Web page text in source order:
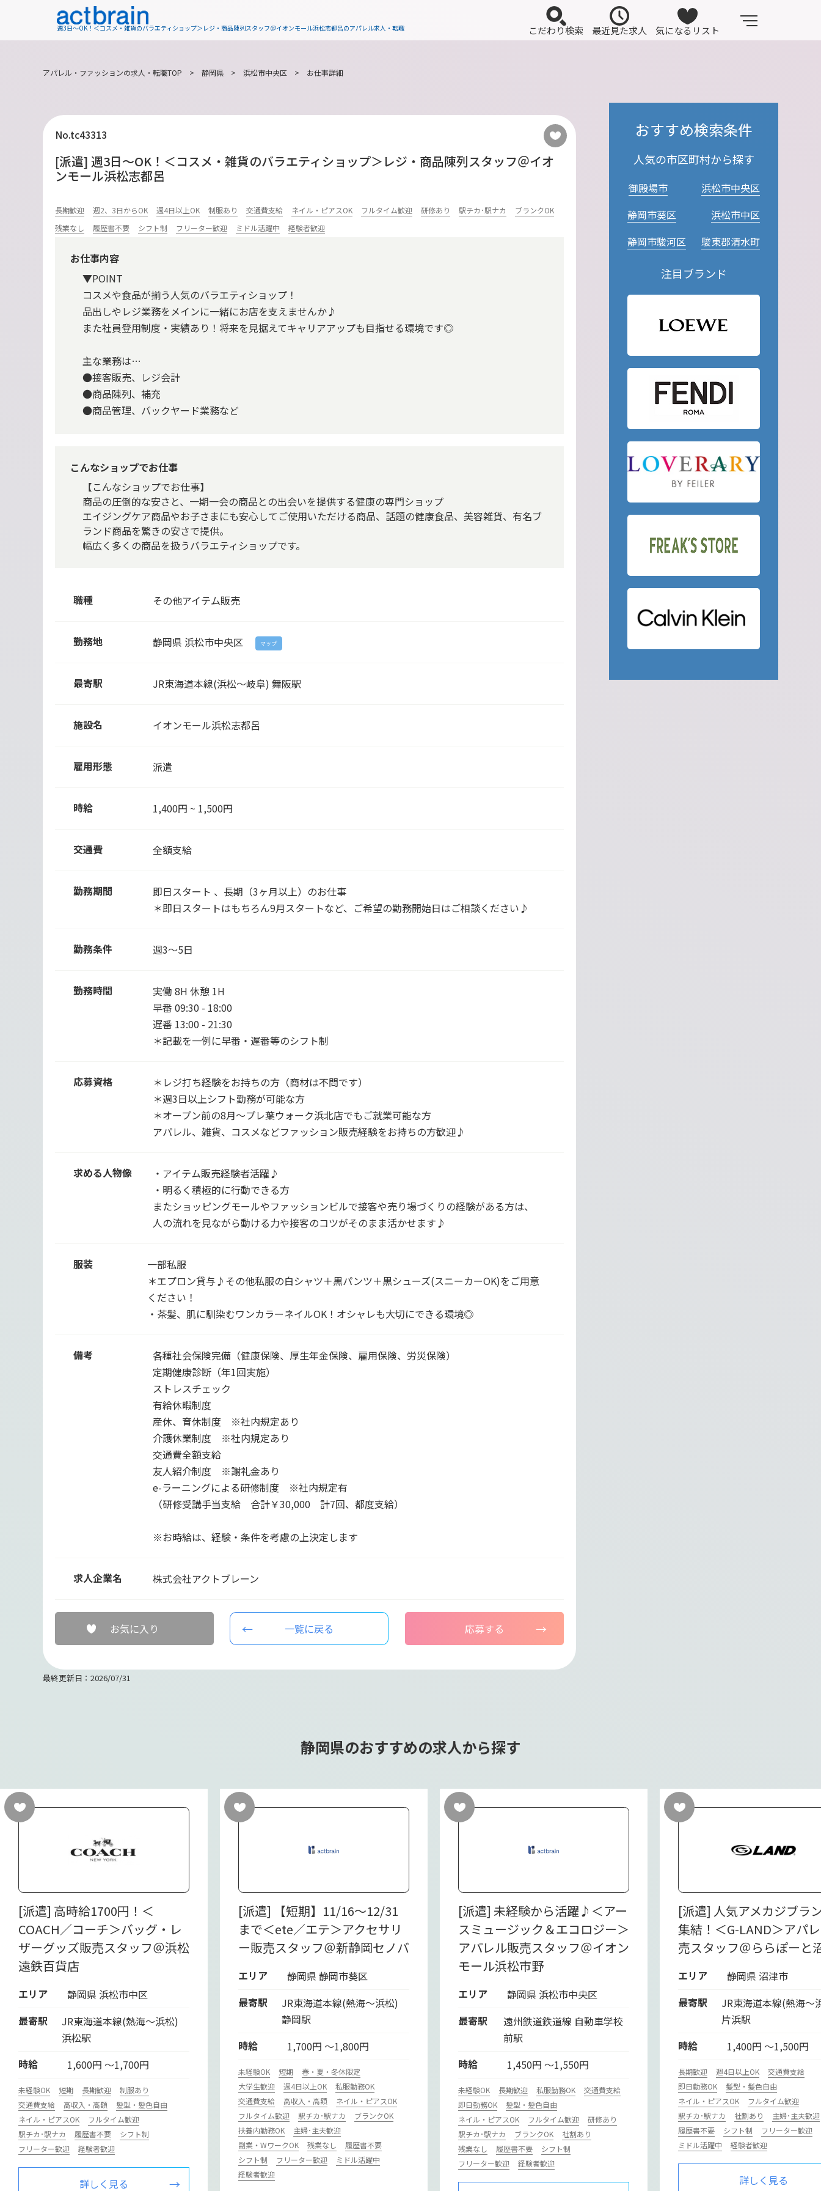
週3日～OK！＜コスメ・雑貨のバラエティショップ＞レジ・商品陳列スタッフ＠イオンモール浜松志都呂のアパレル求人・転職 こだわり検索 最近見た求人 気になるリスト
アパレル・ファッションの求人・転職TOP > 静岡県> 浜松市中央区 > お仕事詳細
No.tc43313
[派遣] 週3日～OK！＜コスメ・雑貨のバラエティショップ＞レジ・商品陳列スタッフ＠イオ
ンモール浜松志都呂
長期歓迎 週2、3日からOK 週4日以上OK 制服あり 交通費支給 ネイル・ピアスOK フルタイム歓迎 研修あり 駅チカ･駅ナカ
ブランクOK
残業なし
履歴書不要 シフト制 フリーター歓迎 ミドル活躍中 経験者歓迎
お仕事内容
▼POINT
コスメや食品が揃う人気のバラエティショップ！
品出しやレジ業務をメインに一緒にお店を支えませんか♪
また社員登用制度・実績あり！将来を見据えてキャリアアップも目指せる環境です◎
主な業務は…
●接客販売、レジ会計
●商品陳列、補充
●商品管理、バックヤード業務など
こんなショップでお仕事
【こんなショップでお仕事】
商品の圧倒的な安さと、一期一会の商品との出会いを提供する健康の専門ショップ
エイジングケア商品やお子さまにも安心してご使用いただける商品、話題の健康食品、美容雑貨、有名ブ
ランド商品を驚きの安さで提供。
幅広く多くの商品を扱うバラエティショップです。
職種 その他アイテム販売
勤務地 静岡県 浜松市中央区 マップ
最寄駅 JR東海道本線(浜松～岐阜) 舞阪駅
施設名 イオンモール浜松志都呂
雇用形態 派遣
時給 1,400円 ~ 1,500円
交通費 全額支給
勤務期間
即日スタート 、長期（3ヶ月以上）のお仕事
＊即日スタートはもちろん9月スタートなど、ご希望の勤務開始日はご相談ください♪
勤務条件 週3～5日
勤務時間
実働 8H 休憩 1H
早番 09:30 - 18:00
遅番 13:00 - 21:30
＊記載を一例に早番・遅番等のシフト制
応募資格
＊レジ打ち経験をお持ちの方（商材は不問です）
＊週3日以上シフト勤務が可能な方
＊オープン前の8月～プレ葉ウォーク浜北店でもご就業可能な方
アパレル、雑貨、コスメなどファッション販売経験をお持ちの方歓迎♪
求める人物像
・アイテム販売経験者活躍♪
・明るく積極的に行動できる方
またショッピングモールやファッションビルで接客や売り場づくりの経験がある方は、
人の流れを見ながら動ける力や接客のコツがそのまま活かせます♪
服装
一部私服
＊エプロン貸与♪その他私服の白シャツ＋黒パンツ＋黒シューズ(スニーカーOK)をご用意
ください！
・茶髪、肌に馴染むワンカラーネイルOK！オシャレも大切にできる環境◎
備考
各種社会保険完備（健康保険、厚生年金保険、雇用保険、労災保険）
定期健康診断（年1回実施）
ストレスチェック
有給休暇制度
産休、育休制度 ※社内規定あり
介護休業制度 ※社内規定あり
交通費全額支給
友人紹介制度 ※謝礼金あり
e-ラーニングによる研修制度 ※社内規定有
（研修受講手当支給 合計￥30,000 計7回、都度支給）
※お時給は、経験・条件を考慮の上決定します
求人企業名 株式会社アクトブレーン
お気に入り 一覧に戻る 応募する
最終更新日：2026/07/31
おすすめ検索条件
人気の市区町村から探す
御殿場市
浜松市中央区
静岡市葵区
浜松市中区
静岡市駿河区
駿東郡清水町
注目ブランド
静岡県のおすすめの求人から探す
[派遣] 高時給1700円！＜
COACH／コーチ＞バッグ・レ
ザーグッズ販売スタッフ＠浜松
遠鉄百貨店
エリア
静岡県 浜松市中区
最寄駅
JR東海道本線(熱海～浜松)
浜松駅
時給
1,600円 ～1,700円
未経験OK 短期 長期歓迎
制服あり
交通費支給
高収入・高額
髪型・髪色自由
ネイル・ピアスOK
フルタイム歓迎
駅チカ･駅ナカ
履歴書不要
シフト制
フリーター歓迎
経験者歓迎
詳しく見る
[派遣] 【短期】11/16～12/31
まで＜ete／エテ＞アクセサリ
ー販売スタッフ＠新静岡セノバ
エリア
静岡県 静岡市葵区
最寄駅
JR東海道本線(熱海～浜松)
静岡駅
時給
1,700円 ～1,800円
未経験OK 短期
春・夏・冬休限定
大学生歓迎
週4日以上OK
私服勤務OK
交通費支給
高収入・高額
ネイル・ピアスOK
フルタイム歓迎
駅チカ･駅ナカ
ブランクOK
扶養内勤務OK
主婦･主夫歓迎
副業・WワークOK
残業なし
履歴書不要
シフト制
フリーター歓迎
ミドル活躍中
経験者歓迎
[派遣] 未経験から活躍♪＜アー
スミュージック＆エコロジー＞
アパレル販売スタッフ＠イオン
モール浜松市野
エリア
静岡県 浜松市中央区
最寄駅
遠州鉄道鉄道線 自動車学校
前駅
時給
1,450円 ～1,550円
未経験OK 長期歓迎 私服勤務OK
交通費支給
即日勤務OK
髪型・髪色自由
ネイル・ピアスOK
フルタイム歓迎
研修あり
駅チカ･駅ナカ
ブランクOK
社割あり
残業なし
履歴書不要
シフト制
フリーター歓迎
経験者歓迎
[派遣] 人気アメカジブラ
集結！＜G-LAND＞アパ
売スタッフ＠ららぽーと
エリア
静岡県 沼津市
最寄駅
JR東海道本線(熱海～
片浜駅
時給
1,400円 ～1,500円
長期歓迎 週4日以上OK
交通費支給
即日勤務OK
髪型・髪色自由
ネイル・ピアスOK
フルタイム歓迎
駅チカ･駅ナカ
社割あり
主婦･主夫歓迎
履歴書不要
シフト制
フリーター歓迎
ミドル活躍中
経験者歓迎
詳しく見る